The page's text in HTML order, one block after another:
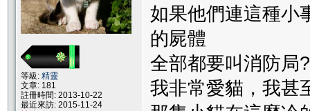
等級: 精靈
文章: 181
註冊時間: 2013-10-22
最近來訪: 2015-11-24
如果他們連這種小
的屍體
全部都要叫消防局?
我非常愛貓，我甚